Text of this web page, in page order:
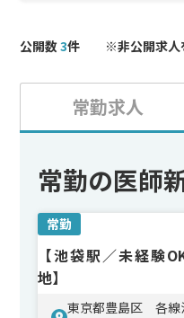
能です。
公開数3件 ※非公開求人
常勤求人
常勤の医師
常勤
【池袋駅／未経験
地】
東京都豊島区 各